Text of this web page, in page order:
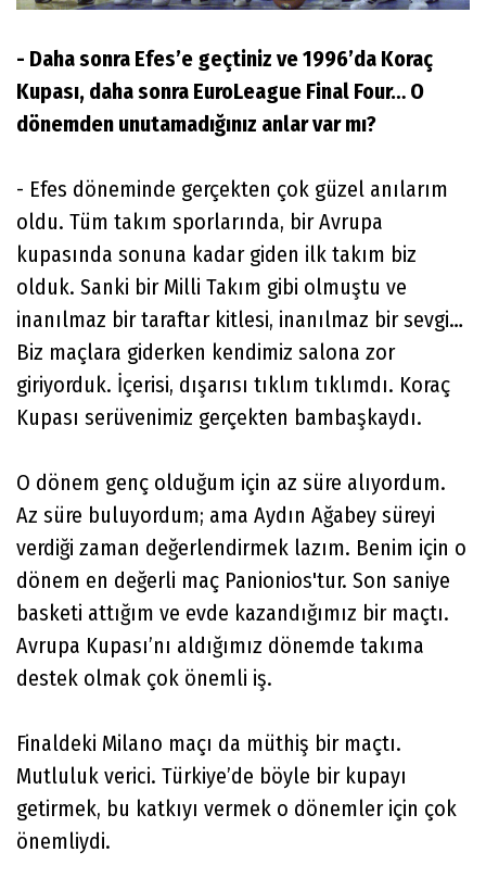
- Daha sonra Efes’e geçtiniz ve 1996’da Koraç
Kupası, daha sonra EuroLeague Final Four… O
dönemden unutamadığınız anlar var mı?
- Efes döneminde gerçekten çok güzel anılarım
oldu. Tüm takım sporlarında, bir Avrupa
kupasında sonuna kadar giden ilk takım biz
olduk. Sanki bir Milli Takım gibi olmuştu ve
inanılmaz bir taraftar kitlesi, inanılmaz bir sevgi…
Biz maçlara giderken kendimiz salona zor
giriyorduk. İçerisi, dışarısı tıklım tıklımdı. Koraç
Kupası serüvenimiz gerçekten bambaşkaydı.
O dönem genç olduğum için az süre alıyordum.
Az süre buluyordum; ama Aydın Ağabey süreyi
verdiği zaman değerlendirmek lazım. Benim için o
dönem en değerli maç Panionios'tur. Son saniye
basketi attığım ve evde kazandığımız bir maçtı.
Avrupa Kupası’nı aldığımız dönemde takıma
destek olmak çok önemli iş.
Finaldeki Milano maçı da müthiş bir maçtı.
Mutluluk verici. Türkiye’de böyle bir kupayı
getirmek, bu katkıyı vermek o dönemler için çok
önemliydi.